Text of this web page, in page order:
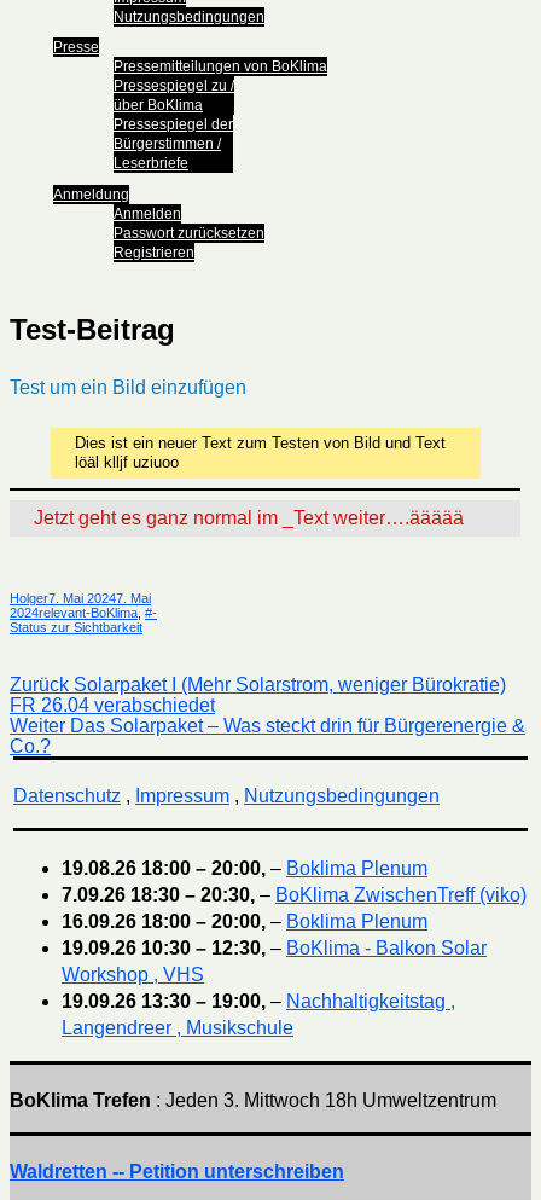
Nutzungsbedingungen
Presse
Pressemitteilungen von BoKlima
Pressespiegel zu /
über BoKlima
Pressespiegel der
Bürgerstimmen /
Leserbriefe
Anmeldung
Anmelden
Passwort zurücksetzen
Registrieren
Test-Beitrag
Test um ein Bild einzufügen
Dies ist ein neuer Text zum Testen von Bild und Text
löäl klljf uziuoo
Jetzt geht es ganz normal im _Text weiter….äääää
Autor
HolgerVeröffentlicht
am
7. Mai 20247. Mai
2024Kategorien
relevant-BoKlima #-
Status zur Sichtbarkeit
Beitragsnavigation
Zurück Vorheriger
Beitrag:
Solarpaket I (Mehr Solarstrom, weniger Bürokratie)
FR 26.04 verabschiedet
Weiter Nächster
Das Solarpaket – Was steckt drin für Bürgerenergie &
Co.?
Datenschutz , Impressum, Nutzungsbedingungen
19.08.26 18:00 – 20:00, – Boklima Plenum
7.09.26 18:30 – 20:30, – BoKlima ZwischenTreff (viko)
16.09.26 18:00 – 20:00, – Boklima Plenum
19.09.26 10:30 – 12:30, – BoKlima - Balkon Solar
Workshop , VHS
19.09.26 13:30 – 19:00, – Nachhaltigkeitstag ,
Langendreer , Musikschule
BoKlima Trefen : Jeden 3. Mittwoch 18h Umweltzentrum
Waldretten -- Petition unterschreiben